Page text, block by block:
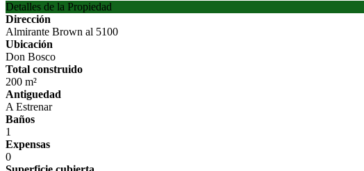
Detalles de la Propiedad
Dirección
Almirante Brown al 5100
Ubicación
Don Bosco
Total construido
200 m²
Antiguedad
A Estrenar
Baños
1
Expensas
0